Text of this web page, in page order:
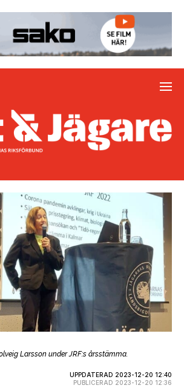
Larsson under JRF:s årsstämma.
UPPDATERAD 2023-12-20 12:40
PUBLICERAD 2023-12-20 12:36